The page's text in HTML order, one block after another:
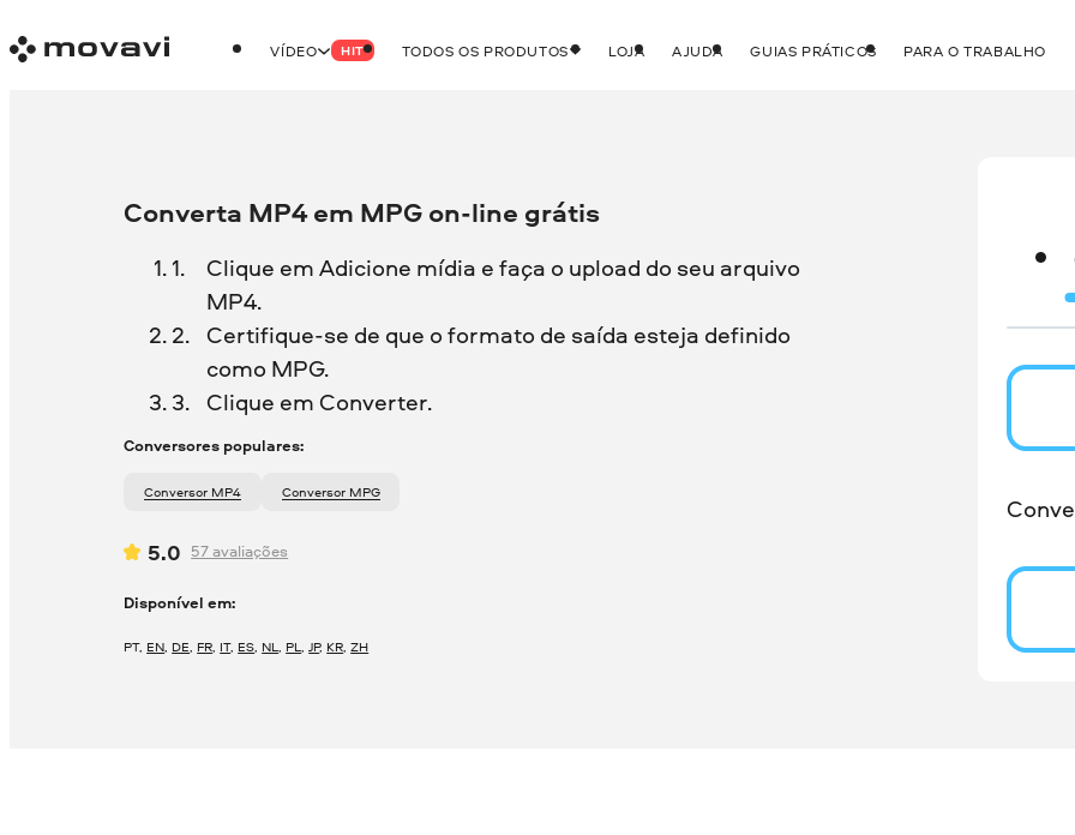
VÍDEO HIT TODOS OS PRODUTOS LOJA AJUDA GUIAS PRÁTICOS PARA O TRABALHO
Converta MP4 em MPG on-line grátis
Clique em Adicione mídia e faça o upload do seu arquivo
MP4.
Certifique-se de que o formato de saída esteja definido
como MPG.
Clique em Converter.
Conversores populares:
Conversor MP4 Conversor MPG
5.0 57 avaliações
Disponível em:
PT, EN, DE, FR, IT, ES, NL, PL,JP, KR,ZH